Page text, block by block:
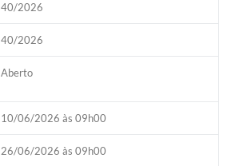
40/2026
40/2026
Aberto
10/06/2026 às 09h00
26/06/2026 às 09h00